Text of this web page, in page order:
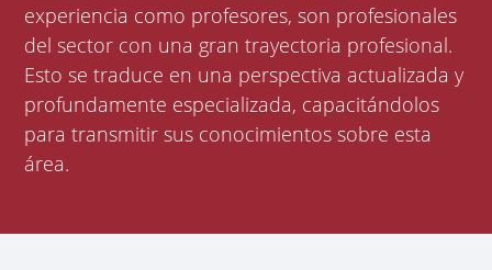
experiencia como profesores, son profesionales
del sector con una gran trayectoria profesional.
Esto se traduce en una perspectiva actualizada y
profundamente especializada, capacitándolos
para transmitir sus conocimientos sobre esta
área.